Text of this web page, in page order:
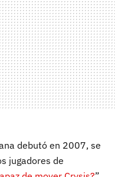
debutó en 2007, se
jugadores de